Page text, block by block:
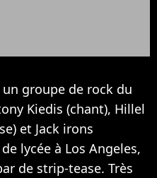
groupe de rock du
Kiedis (chant), Hillel
et Jack irons
lycée à Los Angeles,
de strip-tease. Très